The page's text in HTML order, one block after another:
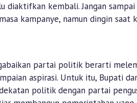
diaktifkan kembali. Jangan
kampanye, namun dingin saat
partai politik berarti
aspirasi. Untuk itu, Bupati
politik dengan partai